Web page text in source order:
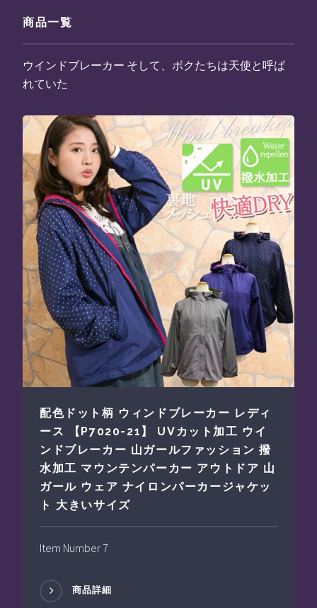
商品一覧
ウインドブレーカー そして、ボクたちは天使と呼ば
れていた
配色ドット柄 ウィンドブレーカー レディ
ース 【P7020-21】 UVカット加工 ウイ
ンドブレーカー 山ガールファッション 撥
水加工 マウンテンパーカー アウトドア 山
ガール ウェア ナイロンパーカージャケッ
ト 大きいサイズ
Item Number 7
商品詳細